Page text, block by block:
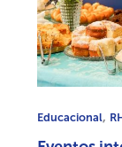
Educacional,